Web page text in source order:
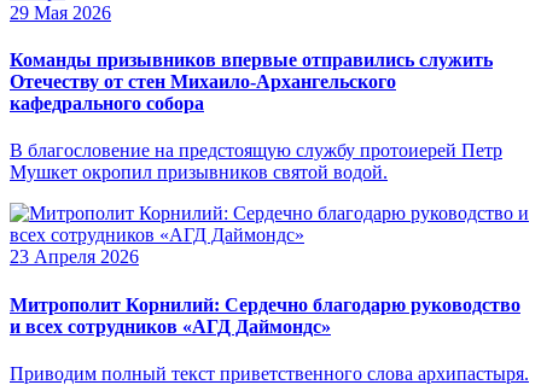
29 Мая 2026
Команды призывников впервые отправились служить
Отечеству от стен Михаило-Архангельского
кафедрального собора
В благословение на предстоящую службу протоиерей Петр
Мушкет окропил призывников святой водой.
23 Апреля 2026
Митрополит Корнилий: Сердечно благодарю руководство
и всех сотрудников «АГД Даймондс»
Приводим полный текст приветственного слова архипастыря.